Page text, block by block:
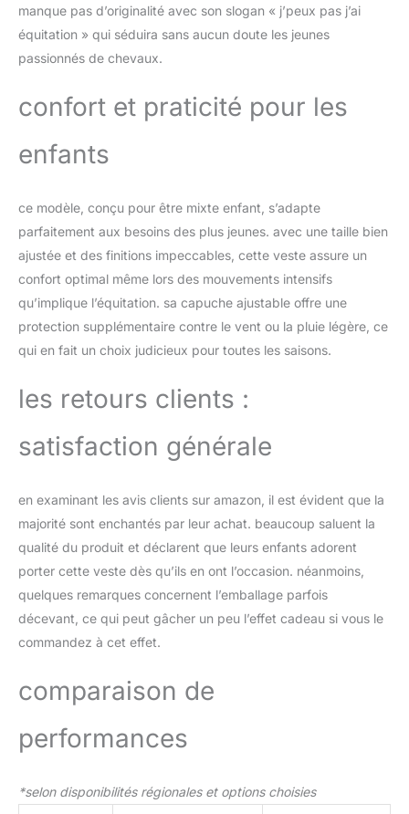
elle fera plaisir à tous les
amateur de cheval.
notre boutique, tu
trouveras de
enfant, déguisement
manque pas d’originalité avec son slogan « j’peux pas j’ai
équitation » qui séduira sans aucun doute les jeunes
passionnés de chevaux.
confort et praticité pour les
enfants
ce modèle, conçu pour être mixte enfant, s’adapte
parfaitement aux besoins des plus jeunes. avec une taille bien
ajustée et des finitions impeccables, cette veste assure un
confort optimal même lors des mouvements intensifs
qu’implique l’équitation. sa capuche ajustable offre une
protection supplémentaire contre le vent ou la pluie légère, ce
qui en fait un choix judicieux pour toutes les saisons.
les retours clients :
satisfaction générale
en examinant les avis clients sur amazon, il est évident que la
majorité sont enchantés par leur achat. beaucoup saluent la
qualité du produit et déclarent que leurs enfants adorent
porter cette veste dès qu’ils en ont l’occasion. néanmoins,
quelques remarques concernent l’emballage parfois
décevant, ce qui peut gâcher un peu l’effet cadeau si vous le
commandez à cet effet.
comparaison de
performances
*selon disponibilités régionales et options choisies